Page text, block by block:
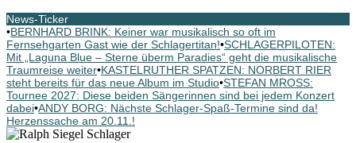
News-Ticker
•BERNHARD BRINK: Keiner war musikalisch so oft im
Fernsehgarten Gast wie der Schlagertitan!•SCHLAGERPILOTEN:
Mit „Laguna Blue – Sterne überm Paradies“ geht die musikalische
Traumreise weiter•KASTELRUTHER SPATZEN: NORBERT RIER
steht bereits für das neue Album im Studio•STEFAN MROSS:
Tournee 2027: Diese beiden Sängerinnen sind bei jedem Konzert
dabei•ANDY BORG: Nächste Schlager-Spaß-Termine sind da!
Herzenssache am 20.11.!